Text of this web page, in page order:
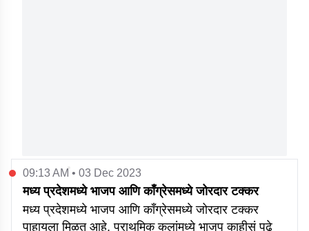
09:13 AM • 03 Dec 2023
मध्य प्रदेशमध्ये भाजप आणि काँग्रेसमध्ये जोरदार टक्कर
मध्य प्रदेशमध्ये भाजप आणि काँग्रेसमध्ये जोरदार टक्कर
पाहायला मिळत आहे. प्राथमिक कलांमध्ये भाजप काहीसं पुढे